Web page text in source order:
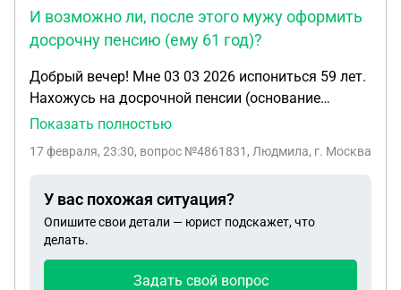
И возможно ли, после этого мужу оформить
досрочну пенсию (ему 61 год)?
Добрый вечер! Мне 03 03 2026 испониться 59 лет.
Нахожусь на досрочной пенсии (основание
ребенок с 1992 по 1996 год находился на
меня такой вопрос? Можно ли переоформить
минусы могут быть? И возможно ли, после этого
мужу оформить досрочну пенсию (ему 61 год)?
Показать полностью
17 февраля, 23:30, вопрос №4861831, Людмила, г. Москва
У вас похожая ситуация?
Опишите свои детали — юрист подскажет, что
делать.
Задать свой вопрос